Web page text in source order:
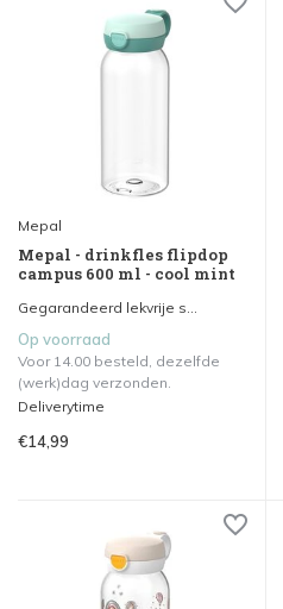
Mepal
Mepal - drinkfles flipdop
campus 600 ml - cool mint
Gegarandeerd lekvrije s...
Op voorraad
Voor 14.00 besteld, dezelfde
(werk)dag verzonden.
Deliverytime
€14,99